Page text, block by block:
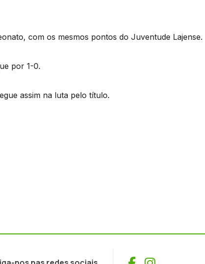
com os mesmos pontos do Juventude Lajense.
por 1-0.
assim na luta pelo título.